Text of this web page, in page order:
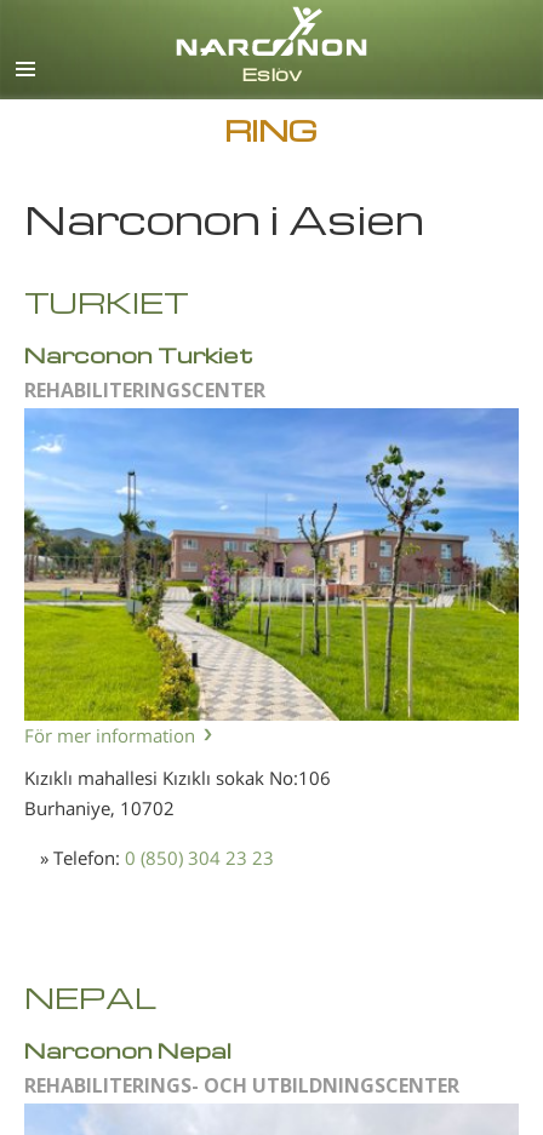
Svenska
RING
Narconon i Asien
TURKIET
Narconon Turkiet
REHABILITERINGSCENTER
För mer information
Kızıklı mahallesi Kızıklı sokak No:106
Burhaniye, 10702
» Telefon: 0 (850) 304 23 23
NEPAL
Narconon Nepal
REHABILITERINGS- OCH UTBILDNINGSCENTER